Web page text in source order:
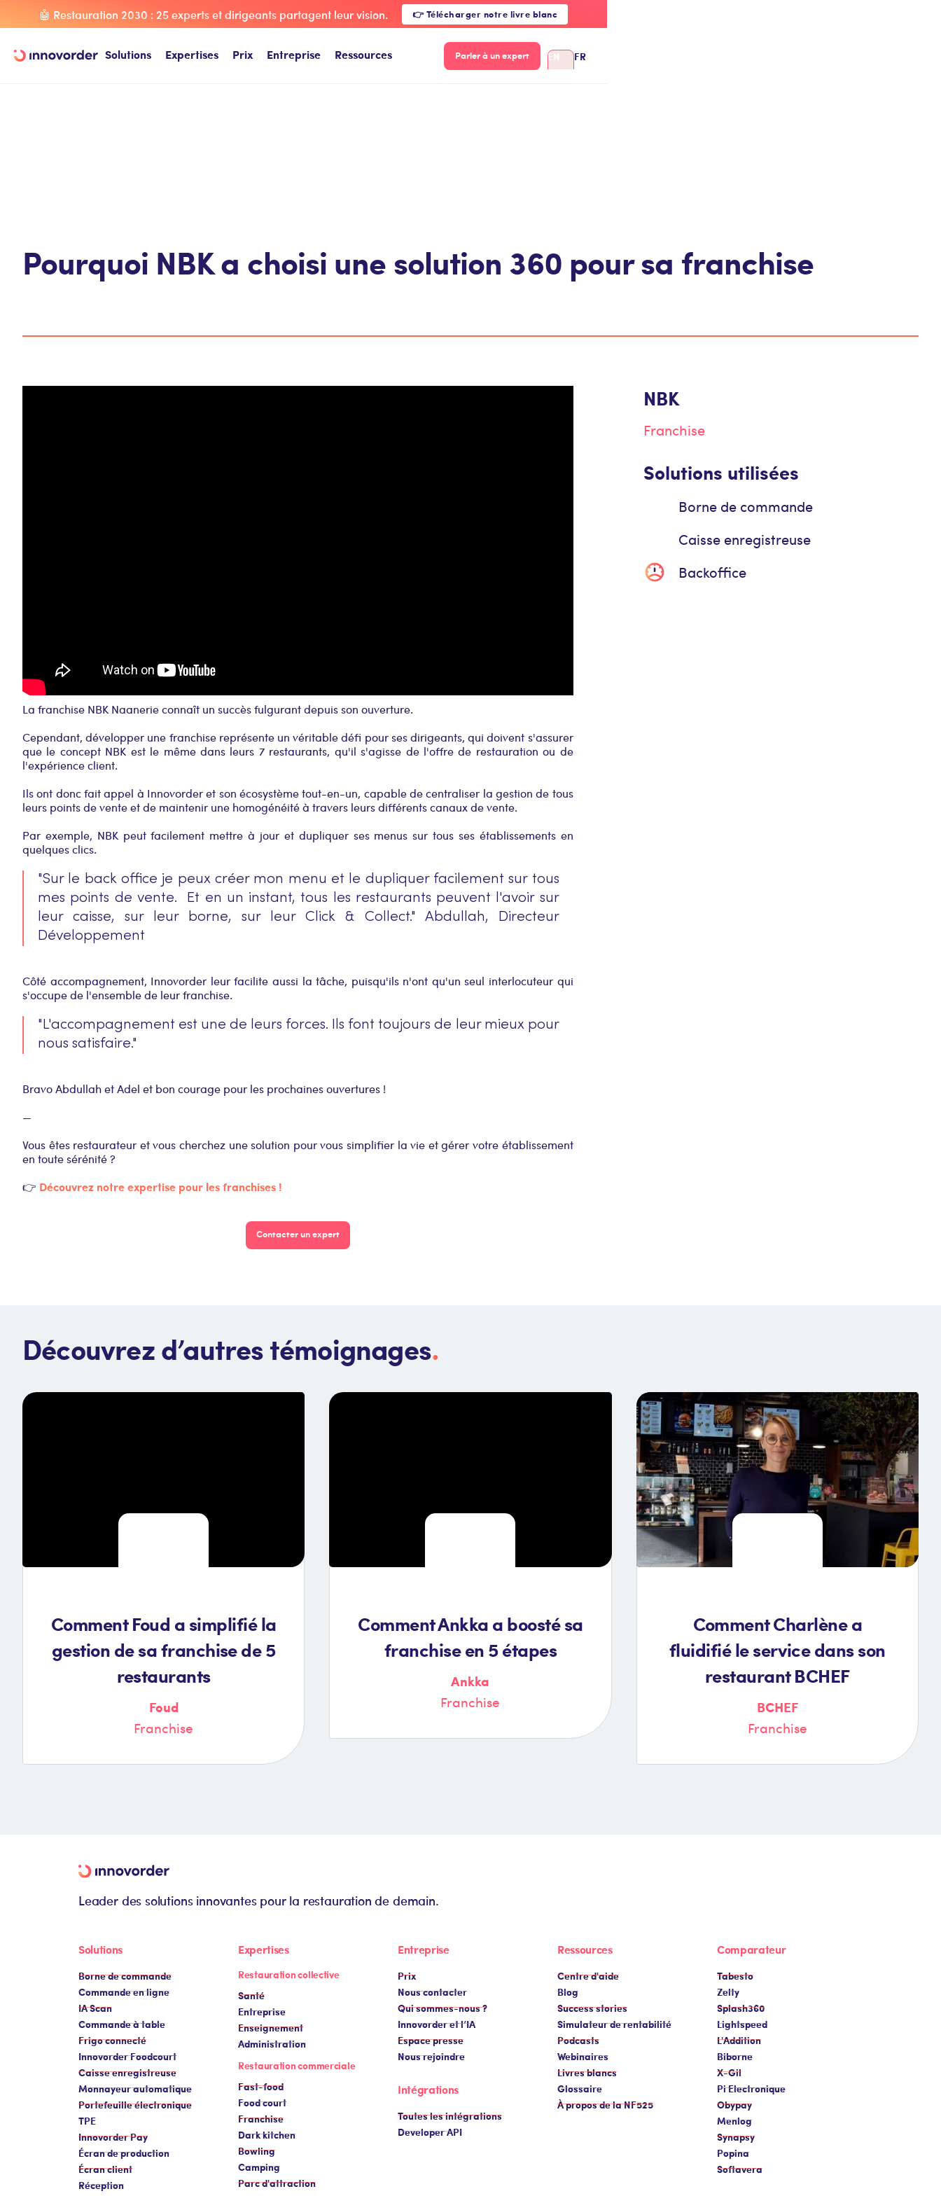
🤖 Restauration 2030 : 25 experts et dirigeants partagent leur vision. 👉 Télécharger notre livre blanc
Solutions Expertises Prix Entreprise Ressources Parler à un expert EN FR
Pourquoi NBK a choisi une solution 360 pour sa franchise
La franchise NBK Naanerie connaît un succès fulgurant depuis son ouverture.
Cependant, développer une franchise représente un véritable défi pour ses dirigeants, qui doivent s'assurer
que le concept NBK est le même dans leurs 7 restaurants, qu'il s'agisse de l'offre de restauration ou de
l'expérience client.
Ils ont donc fait appel à Innovorder et son écosystème tout-en-un, capable de centraliser la gestion de tous
leurs points de vente et de maintenir une homogénéité à travers leurs différents canaux de vente.
Par exemple, NBK peut facilement mettre à jour et dupliquer ses menus sur tous ses établissements en
quelques clics.
"Sur le back office je peux créer mon menu et le dupliquer facilement sur tous
mes points de vente. Et en un instant, tous les restaurants peuvent l'avoir sur
leur caisse, sur leur borne, sur leur Click & Collect." Abdullah, Directeur
Développement
Côté accompagnement, Innovorder leur facilite aussi la tâche, puisqu'ils n'ont qu'un seul interlocuteur qui
s'occupe de l'ensemble de leur franchise.
"L'accompagnement est une de leurs forces. Ils font toujours de leur mieux pour
nous satisfaire."
Bravo Abdullah et Adel et bon courage pour les prochaines ouvertures !
—
Vous êtes restaurateur et vous cherchez une solution pour vous simplifier la vie et gérer votre établissement
en toute sérénité ?
👉 Découvrez notre expertise pour les franchises !
Contacter un expert
NBK
Franchise
Solutions utilisées
Borne de commande
Caisse enregistreuse
Backoffice
Découvrez d’autres témoignages.
Comment Foud a simplifié la
gestion de sa franchise de 5
restaurants
Foud
Franchise
Comment Ankka a boosté sa
franchise en 5 étapes
Ankka
Franchise
Comment Charlène a
fluidifié le service dans son
restaurant BCHEF
BCHEF
Franchise
Leader des solutions innovantes pour la restauration de demain.
Solutions
Borne de commande
Commande en ligne
IA Scan
Commande à table
Frigo connecté
Innovorder Foodcourt
Caisse enregistreuse
Monnayeur automatique
Portefeuille électronique
TPE
Innovorder Pay
Écran de production
Écran client
Réception
Expertises
Restauration collective
Santé
Entreprise
Enseignement
Administration
Restauration commerciale
Fast-food
Food court
Franchise
Dark kitchen
Bowling
Camping
Parc d'attraction
Entreprise
Prix
Nous contacter
Qui sommes-nous ?
Innovorder et l’IA
Espace presse
Nous rejoindre
Intégrations
Toutes les intégrations
Developer API
Ressources
Centre d'aide
Blog
Success stories
Simulateur de rentabilité
Podcasts
Webinaires
Livres blancs
Glossaire
À propos de la NF525
Comparateur
Tabesto
Zelty
Splash360
Lightspeed
L'Addition
Biborne
X-Gil
Pi Electronique
Obypay
Menlog
Synapsy
Popina
Softavera